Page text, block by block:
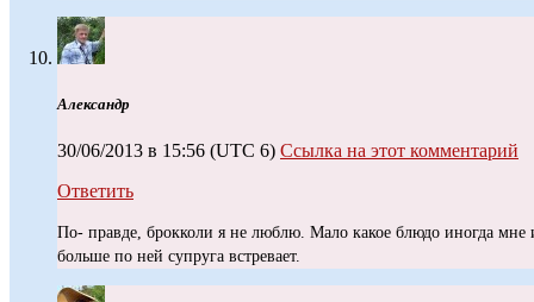
Александр
30/06/2013 в 15:56 (UTC 6) Ссылка на этот комментарий
Ответить
По- правде, брокколи я не люблю. Мало какое блюдо иногда мне
больше по ней супруга встревает.